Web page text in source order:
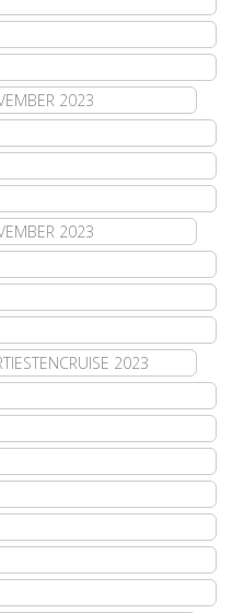
2023
2023
2023